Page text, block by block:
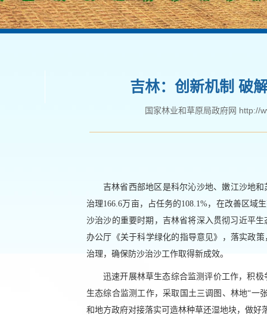
吉林：创新机制 破
国家林业和草原局政府网 http://
吉林省西部地区是科尔沁沙地、嫩江沙地
治理166.6万亩，占任务的108.1%，在改善区域
沙治沙的重要时期，吉林省将深入贯彻习近平
办公厅《关于科学绿化的指导意见》，落实政
治理，确保防沙治沙工作取得新成效。
迅速开展林草生态综合监测评价工作，积
生态综合监测工作，采取国土三调图、林地“一
和地方政府对接落实可造林种草还湿地块，做好